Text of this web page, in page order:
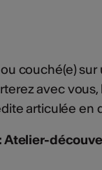
ou couché(e)
avec
articulée en
: Atelier-